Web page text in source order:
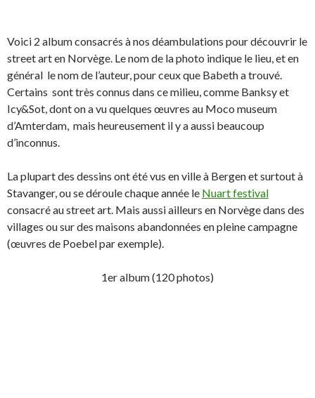
Voici 2 album consacrés à nos déambulations pour découvrir le
street art en Norvège. Le nom de la photo indique le lieu, et en
général le nom de l’auteur, pour ceux que Babeth a trouvé.
Certains sont très connus dans ce milieu, comme Banksy et
Icy&Sot, dont on a vu quelques œuvres au Moco museum
d’Amterdam, mais heureusement il y a aussi beaucoup
d’inconnus.
La plupart des dessins ont été vus en ville à Bergen et surtout à
Stavanger, ou se déroule chaque année le Nuart festival
consacré au street art. Mais aussi ailleurs en Norvège dans des
villages ou sur des maisons abandonnées en pleine campagne
(œuvres de Poebel par exemple).
1er album (120 photos)